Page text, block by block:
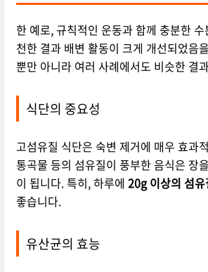
한 예로, 규칙적인 운동과 함께 충분한
천한 결과 배변 활동이 크게 개선되었음
뿐만 아니라 여러 사례에서도 비슷한 결
식단의 중요성
고섬유질 식단은 숙변 제거에 매우 효과
통곡물 등의 섬유질이 풍부한 음식은 장
이 됩니다. 특히, 하루에 20g 이상의 섬유
좋습니다.
유산균의 효능